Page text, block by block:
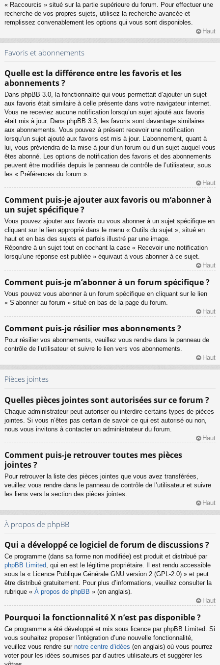
« Raccourcis » situé sur la partie supérieure du forum. Pour effectuer une
recherche de vos propres sujets, utilisez la recherche avancée et
remplissez convenablement les options qui vous sont disponibles.
Haut
Favoris et abonnements
Quelle est la différence entre les favoris et les
abonnements ?
Dans phpBB 3.0, la fonctionnalité qui vous permettait d’ajouter un sujet
aux favoris était similaire à celle présente dans votre navigateur internet.
Vous ne receviez aucune notification lorsqu’un sujet ajouté aux favoris
était mis à jour. Dans phpBB 3.3, les favoris sont davantage similaires
aux abonnements. Vous pouvez à présent recevoir une notification
lorsqu’un sujet ajouté aux favoris est mis à jour. L’abonnement, quant à
lui, vous préviendra de la mise à jour d’un forum ou d’un sujet auquel vous
êtes abonné. Les options de notification des favoris et des abonnements
peuvent être modifiés depuis le panneau de contrôle de l’utilisateur, sous
les « Préférences du forum ».
Haut
Comment puis-je ajouter aux favoris ou m’abonner à
un sujet spécifique ?
Vous pouvez ajouter aux favoris ou vous abonner à un sujet spécifique en
cliquant sur le lien approprié dans le menu « Outils du sujet », situé en
haut et en bas des sujets et parfois illustré par une image.
Répondre à un sujet tout en cochant la case « Recevoir une notification
lorsqu’une réponse est publiée » équivaut à vous abonner à ce sujet.
Haut
Comment puis-je m’abonner à un forum spécifique ?
Vous pouvez vous abonner à un forum spécifique en cliquant sur le lien
« S’abonner au forum » situé en bas de la page du forum.
Haut
Comment puis-je résilier mes abonnements ?
Pour résilier vos abonnements, veuillez vous rendre dans le panneau de
contrôle de l’utilisateur et suivre le lien vers vos abonnements.
Haut
Pièces jointes
Quelles pièces jointes sont autorisées sur ce forum ?
Chaque administrateur peut autoriser ou interdire certains types de pièces
jointes. Si vous n’êtes pas certain de savoir ce qui est autorisé ou non,
nous vous invitons à contacter un administrateur du forum.
Haut
Comment puis-je retrouver toutes mes pièces
jointes ?
Pour retrouver la liste des pièces jointes que vous avez transférées,
veuillez vous rendre dans le panneau de contrôle de l’utilisateur et suivre
les liens vers la section des pièces jointes.
Haut
À propos de phpBB
Qui a développé ce logiciel de forum de discussions ?
Ce programme (dans sa forme non modifiée) est produit et distribué par
phpBB Limited, qui en est le légitime propriétaire. Il est rendu accessible
sous la « Licence Publique Générale GNU version 2 (GPL-2.0) » et peut
être distribué gratuitement. Pour plus d’informations, veuillez consulter la
rubrique « À propos de phpBB » (en anglais).
Haut
Pourquoi la fonctionnalité X n’est pas disponible ?
Ce programme a été développé et mis sous licence par phpBB Limited. Si
vous souhaitez proposer l’intégration d’une nouvelle fonctionnalité,
veuillez vous rendre sur notre centre d’idées (en anglais) où vous pourrez
voter pour les idées soumises par d’autres utilisateurs et suggérer les